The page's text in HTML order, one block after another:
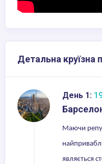
Детальна круїзна
День 1:
Маючи
являється